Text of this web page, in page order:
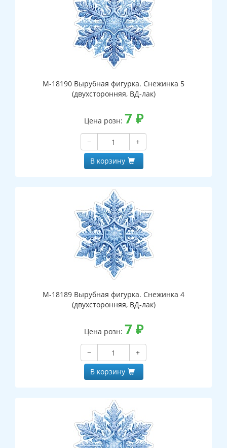
М-18190 Вырубная фигурка. Снежинка 5
(двухсторонняя, ВД-лак)
Цена розн: 7 ₽
−
+
В корзину
М-18189 Вырубная фигурка. Снежинка 4
(двухсторонняя, ВД-лак)
Цена розн: 7 ₽
−
+
В корзину